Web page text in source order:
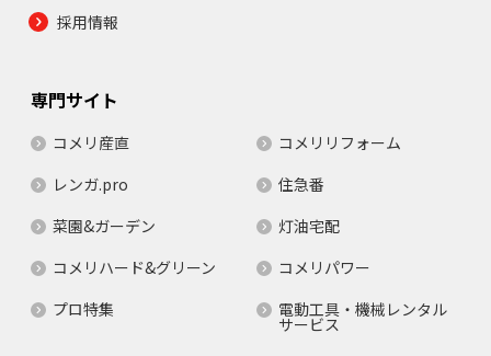
採用情報
専門サイト
コメリ産直
コメリリフォーム
レンガ.pro
住急番
菜園&ガーデン
灯油宅配
コメリハード&グリーン
コメリパワー
プロ特集
電動工具・機械レンタル
サービス